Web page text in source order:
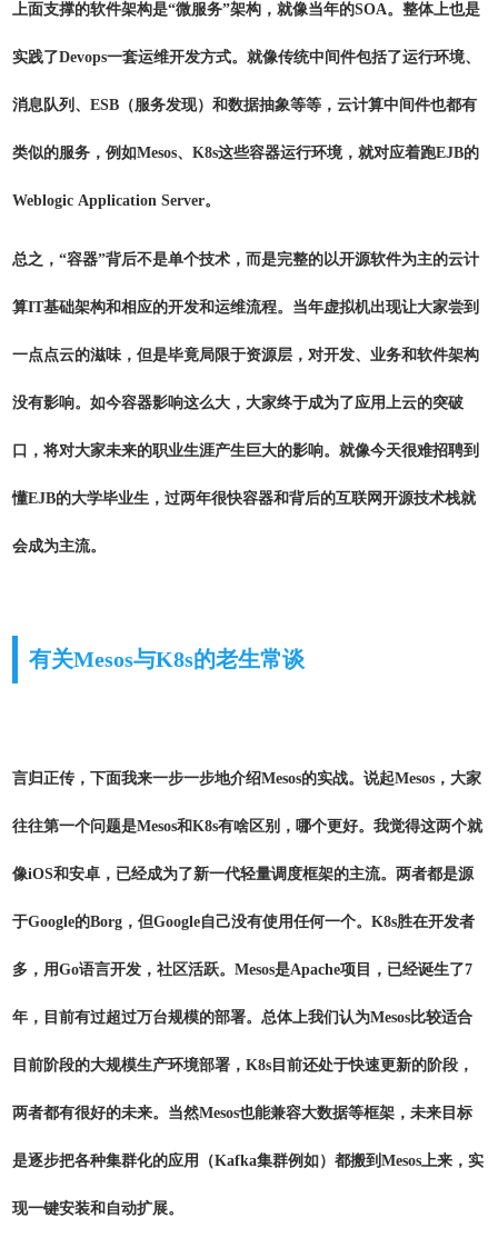
上面支撑的软件架构是“微服务”架构，就像当年的SOA。整体上也是
实践了Devops一套运维开发方式。就像传统中间件包括了运行环境、
消息队列、ESB（服务发现）和数据抽象等等，云计算中间件也都有
类似的服务，例如Mesos、K8s这些容器运行环境，就对应着跑EJB的
Weblogic Application Server。
总之，“容器”背后不是单个技术，而是完整的以开源软件为主的云计
算IT基础架构和相应的开发和运维流程。当年虚拟机出现让大家尝到
一点点云的滋味，但是毕竟局限于资源层，对开发、业务和软件架构
没有影响。如今容器影响这么大，大家终于成为了应用上云的突破
口，将对大家未来的职业生涯产生巨大的影响。就像今天很难招聘到
懂EJB的大学毕业生，过两年很快容器和背后的互联网开源技术栈就
会成为主流。
有关Mesos与K8s的老生常谈
言归正传，下面我来一步一步地介绍Mesos的实战。说起Mesos，大家
往往第一个问题是Mesos和K8s有啥区别，哪个更好。我觉得这两个就
像iOS和安卓，已经成为了新一代轻量调度框架的主流。两者都是源
于Google的Borg，但Google自己没有使用任何一个。K8s胜在开发者
多，用Go语言开发，社区活跃。Mesos是Apache项目，已经诞生了7
年，目前有过超过万台规模的部署。总体上我们认为Mesos比较适合
目前阶段的大规模生产环境部署，K8s目前还处于快速更新的阶段，
两者都有很好的未来。当然Mesos也能兼容大数据等框架，未来目标
是逐步把各种集群化的应用（Kafka集群例如）都搬到Mesos上来，实
现一键安装和自动扩展。